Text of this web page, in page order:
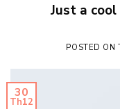
Just a
POSTED ON
30
Th12